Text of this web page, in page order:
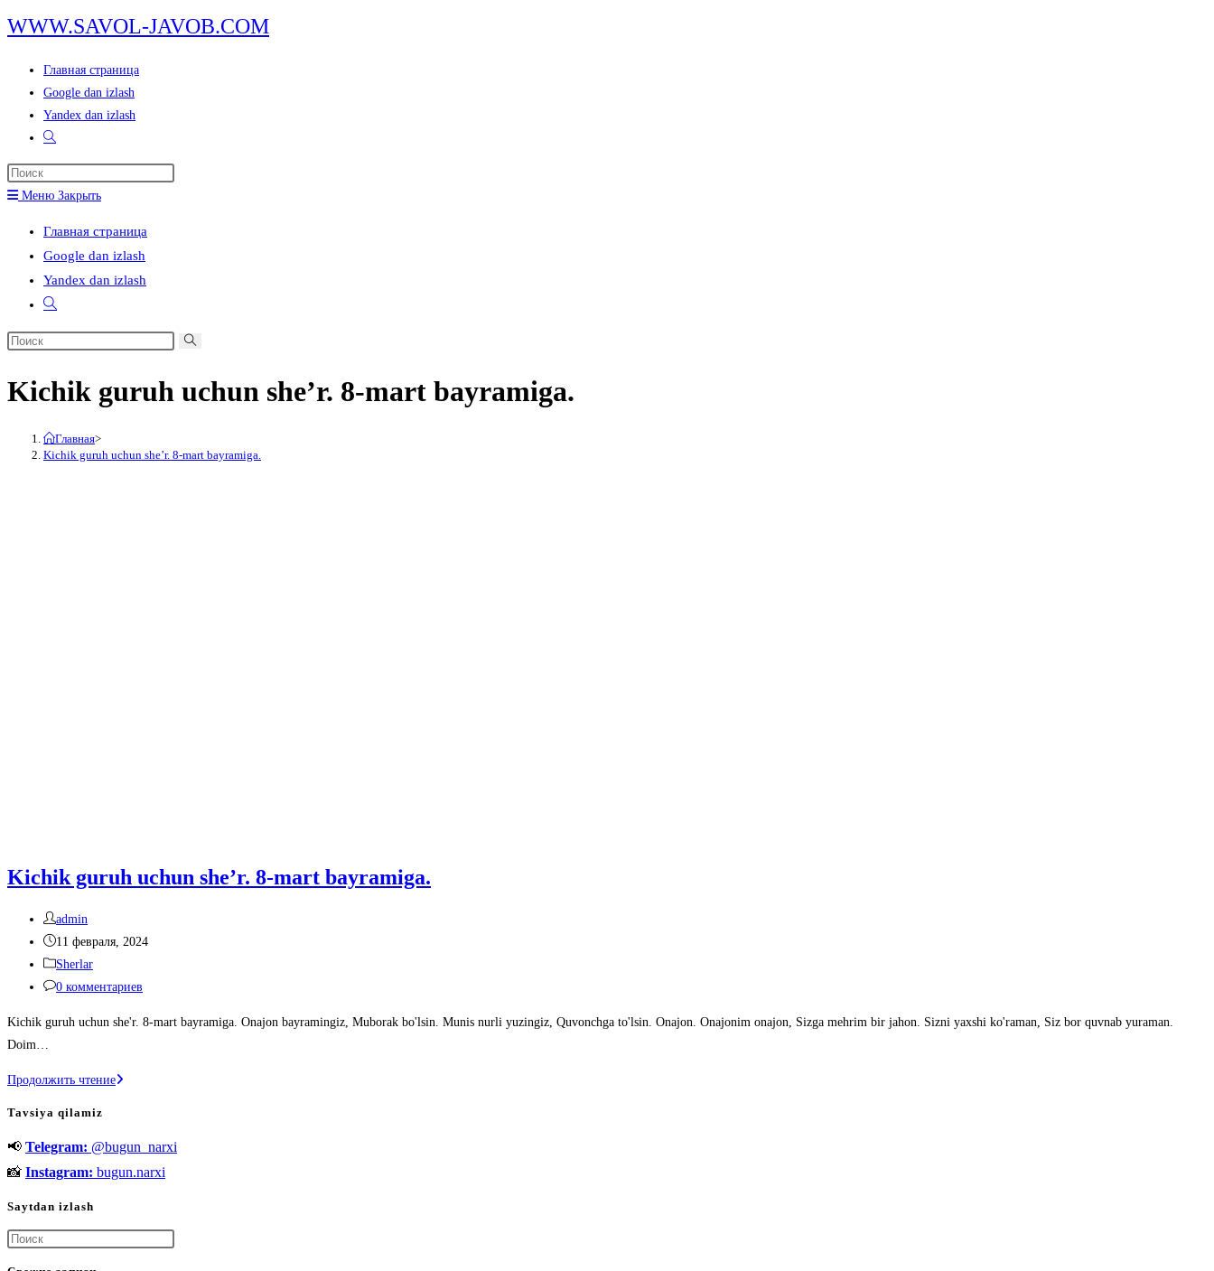
Перейти
к
содержимому
WWW.SAVOL-JAVOB.COM
Главная страница
Google dan izlash
Yandex dan izlash
Переключить
по
веб-
сайту
Меню Закрыть
Главная страница
Google dan izlash
Yandex dan izlash
Переключить
по
сайту
Поиск
сайте
Kichik guruh uchun she’r. 8-mart bayramiga.
Главная>
Kichik guruh uchun she’r. 8-mart bayramiga.
Kichik guruh uchun she’r. 8-mart bayramiga.
Автор
записи:
admin
Запись
опубликована:
11 февраля, 2024
Рубрика
записи:
Sherlar
Комментарии
записи:
0 комментариев
Kichik guruh uchun she'r. 8-mart bayramiga. Onajon bayramingiz, Muborak bo'lsin. Munis nurli yuzingiz, Quvonchga to'lsin. Onajon. Onajonim onajon, Sizga mehrim bir jahon. Sizni yaxshi ko'raman, Siz bor quvnab yuraman.
Doim…
Продолжить чтениеKichik
she’r.
8-
Tavsiya qilamiz
📢 Telegram: @bugun_narxi
📸 Instagram: bugun.narxi
Saytdan izlash